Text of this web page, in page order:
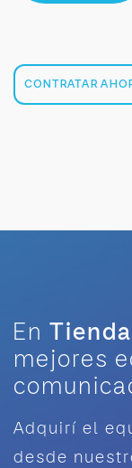
CONTRATAR
En
mejores
Adquirí el
desde